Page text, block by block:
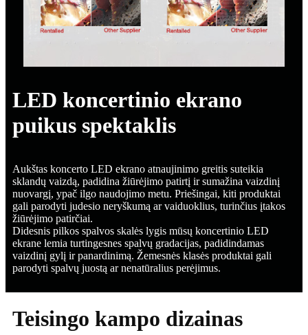
LED koncertinio ekrano
puikus spektaklis
Aukštas koncerto LED ekrano atnaujinimo greitis suteikia
sklandų vaizdą, padidina žiūrėjimo patirtį ir sumažina vaizdinį
nuovargį, ypač ilgo naudojimo metu. Priešingai, kiti produktai
gali parodyti judesio neryškumą ar vaiduoklius, turinčius įtakos
žiūrėjimo patirčiai.
Didesnis pilkos spalvos skalės lygis mūsų koncertinio LED
ekrane lemia turtingesnes spalvų gradacijas, padidindamas
vaizdinį gylį ir panardinimą. Žemesnės klasės produktai gali
parodyti spalvų juostą ar nenatūralius perėjimus.
Teisingo kampo dizainas